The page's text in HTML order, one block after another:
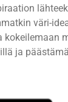
väri-
kokeilemaan
ja